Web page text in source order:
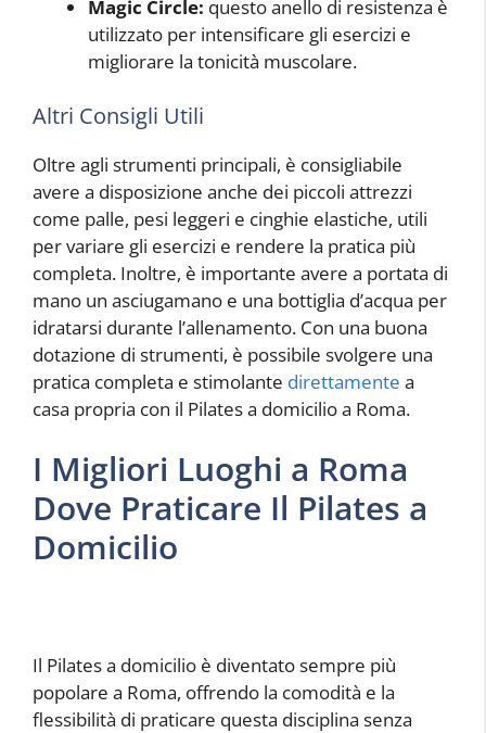
Magic Circle: questo anello di resistenza è
utilizzato per intensificare gli esercizi e
migliorare la tonicità muscolare.
Altri Consigli Utili
Oltre agli strumenti principali, è consigliabile
avere a disposizione anche dei piccoli attrezzi
come palle, pesi leggeri e cinghie elastiche, utili
per variare gli esercizi e rendere la pratica più
completa. Inoltre, è importante avere a portata di
mano un asciugamano e una bottiglia d’acqua per
idratarsi durante l’allenamento. Con una buona
dotazione di strumenti, è possibile svolgere una
pratica completa e stimolante direttamente a
casa propria con il Pilates a domicilio a Roma.
I Migliori Luoghi a Roma
Dove Praticare Il Pilates a
Domicilio
Il Pilates a domicilio è diventato sempre più
popolare a Roma, offrendo la comodità e la
flessibilità di praticare questa disciplina senza